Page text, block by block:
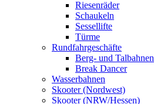
Riesenräder
Schaukeln
Sessellifte
Türme
Rundfahrgeschäfte
Berg- und Talbahnen
Break Dancer
Wasserbahnen
Skooter (Nordwest)
Skooter (NRW/Hessen)